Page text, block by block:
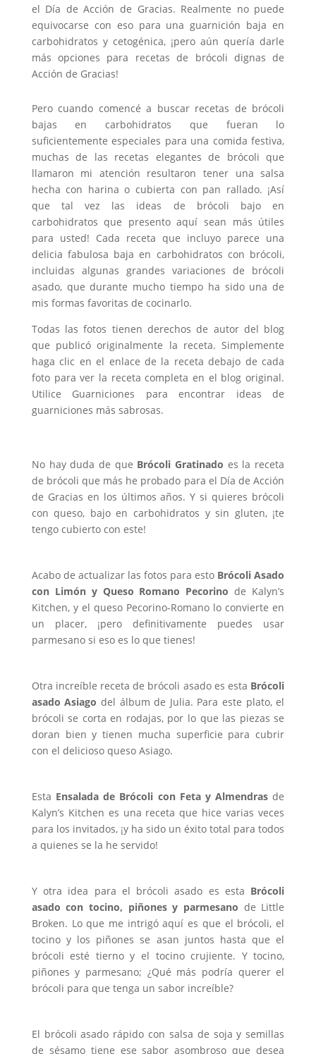
el Día de Acción de Gracias. Realmente no puede
equivocarse con eso para una guarnición baja en
carbohidratos y cetogénica, ¡pero aún quería darle
más opciones para recetas de brócoli dignas de
Acción de Gracias!
Pero cuando comencé a buscar recetas de brócoli
bajas en carbohidratos que fueran lo
suficientemente especiales para una comida festiva,
muchas de las recetas elegantes de brócoli que
llamaron mi atención resultaron tener una salsa
hecha con harina o cubierta con pan rallado. ¡Así
que tal vez las ideas de brócoli bajo en
carbohidratos que presento aquí sean más útiles
para usted! Cada receta que incluyo parece una
delicia fabulosa baja en carbohidratos con brócoli,
incluidas algunas grandes variaciones de brócoli
asado, que durante mucho tiempo ha sido una de
mis formas favoritas de cocinarlo.
Todas las fotos tienen derechos de autor del blog
que publicó originalmente la receta. Simplemente
haga clic en el enlace de la receta debajo de cada
foto para ver la receta completa en el blog original.
Utilice Guarniciones para encontrar ideas de
guarniciones más sabrosas.
No hay duda de que Brócoli Gratinado es la receta
de brócoli que más he probado para el Día de Acción
de Gracias en los últimos años. Y si quieres brócoli
con queso, bajo en carbohidratos y sin gluten, ¡te
tengo cubierto con este!
Acabo de actualizar las fotos para esto Brócoli Asado
con Limón y Queso Romano Pecorino de Kalyn’s
Kitchen, y el queso Pecorino-Romano lo convierte en
un placer, ¡pero definitivamente puedes usar
parmesano si eso es lo que tienes!
Otra increíble receta de brócoli asado es esta Brócoli
asado Asiago del álbum de Julia. Para este plato, el
brócoli se corta en rodajas, por lo que las piezas se
doran bien y tienen mucha superficie para cubrir
con el delicioso queso Asiago.
Esta Ensalada de Brócoli con Feta y Almendras de
Kalyn’s Kitchen es una receta que hice varias veces
para los invitados, ¡y ha sido un éxito total para todos
a quienes se la he servido!
Y otra idea para el brócoli asado es esta Brócoli
asado con tocino, piñones y parmesano de Little
Broken. Lo que me intrigó aquí es que el brócoli, el
tocino y los piñones se asan juntos hasta que el
brócoli esté tierno y el tocino crujiente. Y tocino,
piñones y parmesano; ¿Qué más podría querer el
brócoli para que tenga un sabor increíble?
El brócoli asado rápido con salsa de soja y semillas
de sésamo tiene ese sabor asombroso que desea